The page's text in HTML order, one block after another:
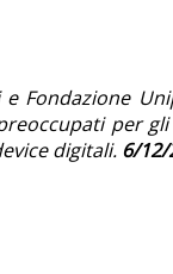
Fondazione
per
digitali. 6/12/